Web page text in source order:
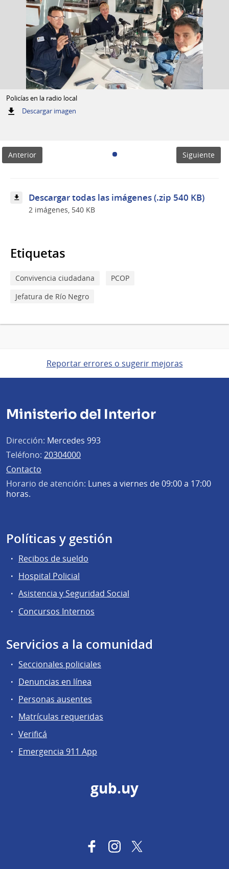
Policías en la radio local
Descargar imagen:
Anterior Siguiente
Descargar todas las imágenes (.zip 540 KB)
2 imágenes, 540 KB
Etiquetas
Convivencia ciudadana
PCOP
Jefatura de Río Negro
Reportar errores o sugerir mejoras
Ministerio del Interior
Dirección: Mercedes 993
Teléfono: 20304000
Contacto
Horario de atención: Lunes a viernes de 09:00 a 17:00
horas.
Políticas y gestión
Recibos de sueldo
Hospital Policial
Asistencia y Seguridad Social
Concursos Internos
Servicios a la comunidad
Seccionales policiales
Denuncias en línea
Personas ausentes
Matrículas requeridas
Verificá
Emergencia 911 App
gub.uy
FacebookInstagram